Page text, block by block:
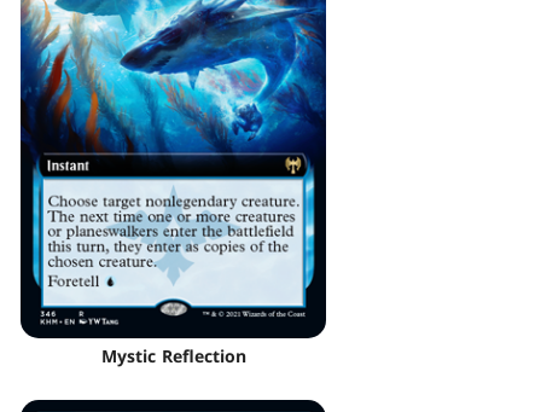
Mystic Reflection